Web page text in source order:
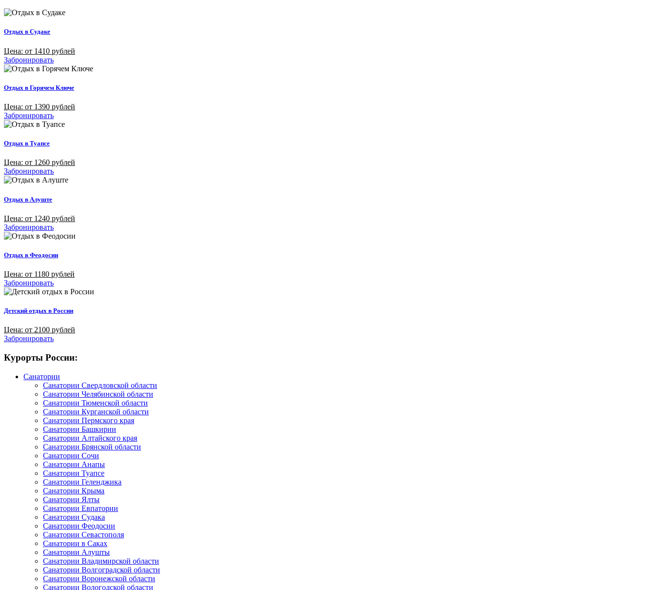
Отдых в Судаке
Цена: от 1410 рублей
Забронировать
Отдых в Горячем Ключе
Цена: от 1390 рублей
Забронировать
Отдых в Туапсе
Цена: от 1260 рублей
Забронировать
Отдых в Алуште
Цена: от 1240 рублей
Забронировать
Отдых в Феодосии
Цена: от 1180 рублей
Забронировать
Детский отдых в России
Цена: от 2100 рублей
Забронировать
Курорты России:
Санатории
Санатории Свердловской области
Санатории Челябинской области
Санатории Тюменской области
Санатории Курганской области
Санатории Пермского края
Санатории Башкирии
Санатории Алтайского края
Санатории Брянской области
Санатории Сочи
Санатории Анапы
Санатории Туапсе
Санатории Геленджика
Санатории Крыма
Санатории Ялты
Санатории Евпатории
Санатории Судака
Санатории Феодосии
Санатории Севастополя
Санатории в Саках
Санатории Алушты
Санатории Владимирской области
Санатории Волгоградской области
Санатории Воронежской области
Санатории Вологодской области